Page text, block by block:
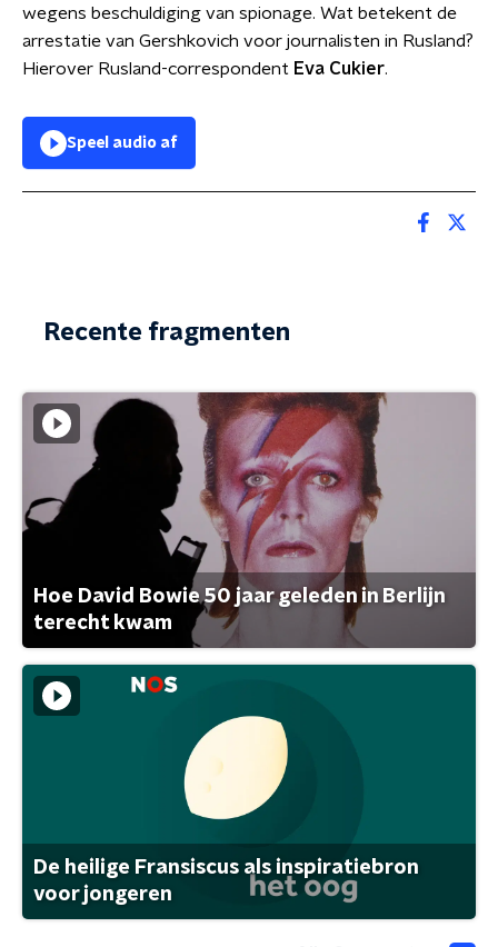
wegens beschuldiging van spionage. Wat betekent de
arrestatie van Gershkovich voor journalisten in Rusland?
Hierover Rusland-correspondent Eva Cukier.
Speel audio af
Recente fragmenten
Hoe David Bowie 50 jaar geleden in Berlijn
terecht kwam
De heilige Fransiscus als inspiratiebron
voor jongeren